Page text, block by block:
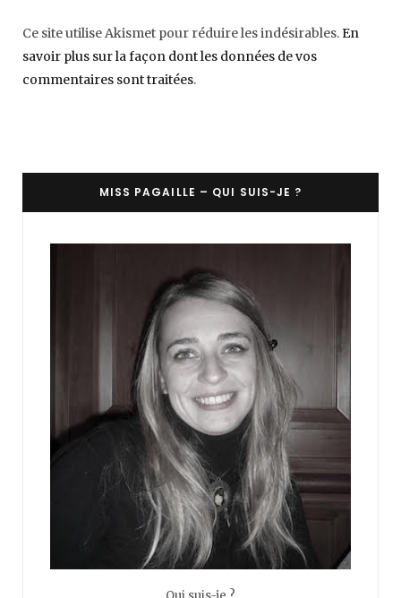
Ce site utilise Akismet pour réduire les indésirables.En
savoir plus sur la façon dont les données de vos
commentaires sont traitées.
MISS PAGAILLE – QUI SUIS-JE ?